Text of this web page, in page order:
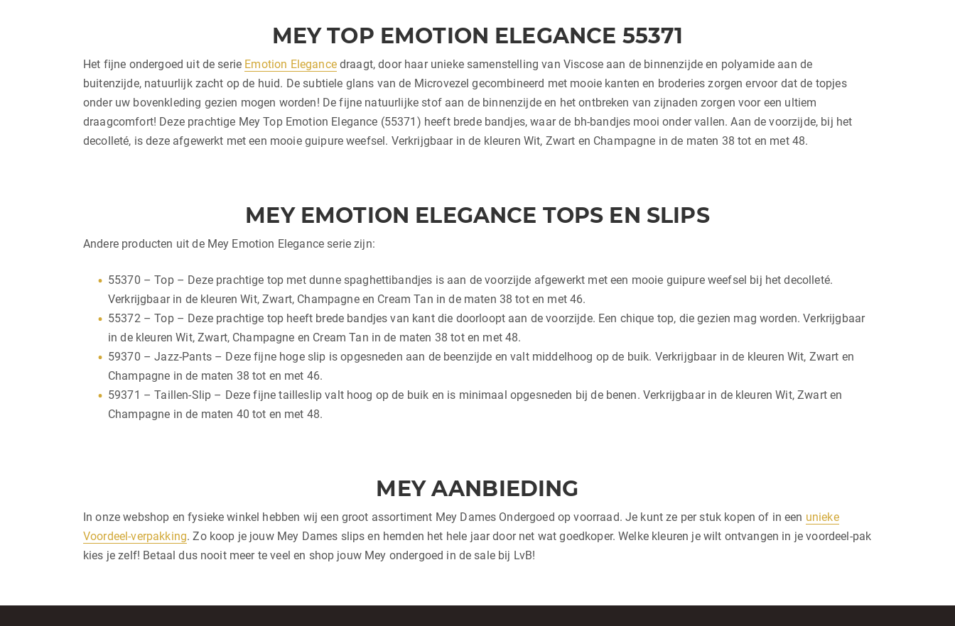
MEY TOP EMOTION ELEGANCE 55371
Het fijne ondergoed uit de serie Emotion Elegancedraagt, door haar unieke samenstelling van Viscose aan de binnenzijde en polyamide aan de
buitenzijde, natuurlijk zacht op de huid. De subtiele glans van de Microvezel gecombineerd met mooie kanten en broderies zorgen ervoor dat de topjes
onder uw bovenkleding gezien mogen worden! De fijne natuurlijke stof aan de binnenzijde en het ontbreken van zijnaden zorgen voor een ultiem
draagcomfort! Deze prachtige Mey Top Emotion Elegance (55371) heeft brede bandjes, waar de bh-bandjes mooi onder vallen. Aan de voorzijde, bij het
decolleté, is deze afgewerkt met een mooie guipure weefsel. Verkrijgbaar in de kleuren Wit, Zwart en Champagne in de maten 38 tot en met 48.
MEY EMOTION ELEGANCE TOPS EN SLIPS
Andere producten uit de Mey Emotion Elegance serie zijn:
55370 – Top – Deze prachtige top met dunne spaghettibandjes is aan de voorzijde afgewerkt met een mooie guipure weefsel bij het decolleté.
Verkrijgbaar in de kleuren Wit, Zwart, Champagne en Cream Tan in de maten 38 tot en met 46.
55372 – Top – Deze prachtige top heeft brede bandjes van kant die doorloopt aan de voorzijde. Een chique top, die gezien mag worden. Verkrijgbaar
in de kleuren Wit, Zwart, Champagne en Cream Tan in de maten 38 tot en met 48.
59370 – Jazz-Pants – Deze fijne hoge slip is opgesneden aan de beenzijde en valt middelhoog op de buik. Verkrijgbaar in de kleuren Wit, Zwart en
Champagne in de maten 38 tot en met 46.
59371 – Taillen-Slip – Deze fijne tailleslip valt hoog op de buik en is minimaal opgesneden bij de benen. Verkrijgbaar in de kleuren Wit, Zwart en
Champagne in de maten 40 tot en met 48.
MEY AANBIEDING
In onze webshop en fysieke winkel hebben wij een groot assortiment Mey Dames Ondergoed op voorraad. Je kunt ze per stuk kopen of in een unieke
Voordeel-verpakking. Zo koop je jouw Mey Dames slips en hemden het hele jaar door net wat goedkoper. Welke kleuren je wilt ontvangen in je voordeel-pak
kies je zelf! Betaal dus nooit meer te veel en shop jouw Mey ondergoed in de sale bij LvB!